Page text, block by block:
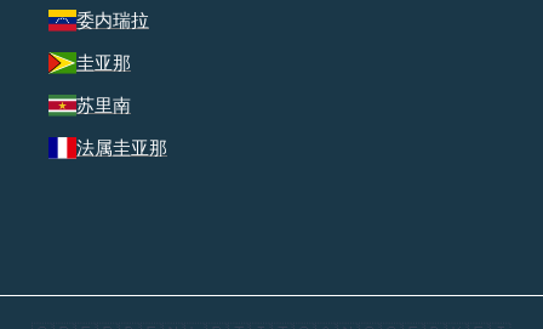
委内瑞拉
圭亚那
苏里南
法属圭亚那